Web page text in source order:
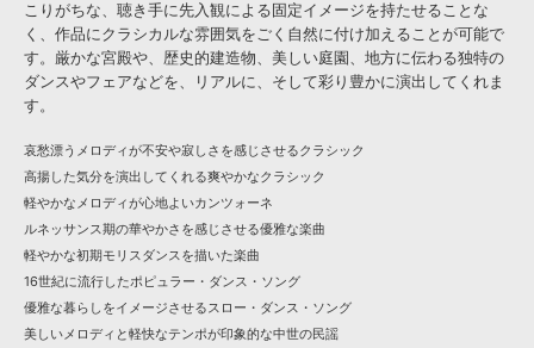
こりがちな、聴き手に先入観による固定イメージを持たせることな
く、作品にクラシカルな雰囲気をごく自然に付け加えることが可能で
す。厳かな宮殿や、歴史的建造物、美しい庭園、地方に伝わる独特の
ダンスやフェアなどを、リアルに、そして彩り豊かに演出してくれま
す。
哀愁漂うメロディが不安や寂しさを感じさせるクラシック
高揚した気分を演出してくれる爽やかなクラシック
軽やかなメロディが心地よいカンツォーネ
ルネッサンス期の華やかさを感じさせる優雅な楽曲
軽やかな初期モリスダンスを描いた楽曲
16世紀に流行したポピュラー・ダンス・ソング
優雅な暮らしをイメージさせるスロー・ダンス・ソング
美しいメロディと軽快なテンポが印象的な中世の民謡